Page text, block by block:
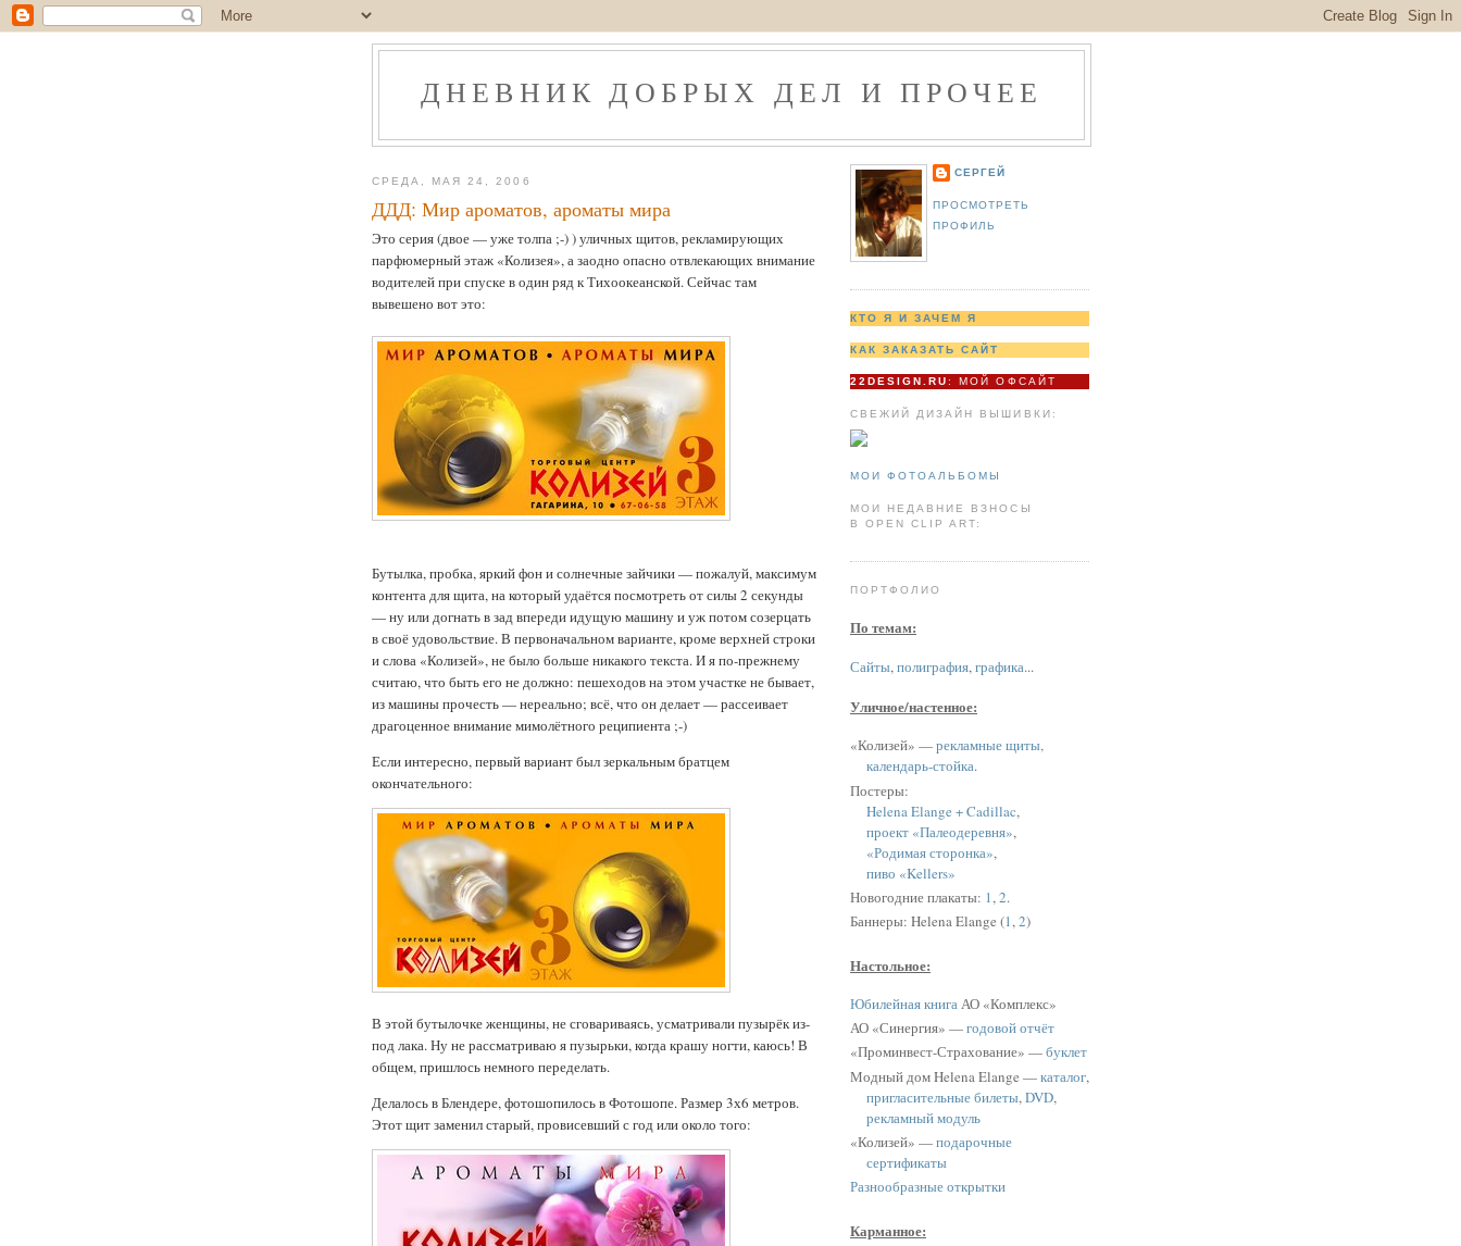
ДНЕВНИК ДОБРЫХ ДЕЛ И ПРОЧЕЕ
СРЕДА, МАЯ 24, 2006
ДДД: Мир ароматов, ароматы мира
Это серия (двое — уже толпа ;-) ) уличных щитов, рекламирующих
парфюмерный этаж «Колизея», а заодно опасно отвлекающих внимание
водителей при спуске в один ряд к Тихоокеанской. Сейчас там
вывешено вот это:
Бутылка, пробка, яркий фон и солнечные зайчики — пожалуй, максимум
контента для щита, на который удаётся посмотреть от силы 2 секунды
— ну или догнать в зад впереди идущую машину и уж потом созерцать
в своё удовольствие. В первоначальном варианте, кроме верхней строки
и слова «Колизей», не было больше никакого текста. И я по-прежнему
считаю, что быть его не должно: пешеходов на этом участке не бывает,
из машины прочесть — нереально; всё, что он делает — рассеивает
драгоценное внимание мимолётного реципиента ;-)
Если интересно, первый вариант был зеркальным братцем
окончательного:
В этой бутылочке женщины, не сговариваясь, усматривали пузырёк из-
под лака. Ну не рассматриваю я пузырьки, когда крашу ногти, каюсь! В
общем, пришлось немного переделать.
Делалось в Блендере, фотошопилось в Фотошопе. Размер 3х6 метров.
Этот щит заменил старый, провисевший с год или около того:
СЕРГЕЙ
ПРОСМОТРЕТЬ
ПРОФИЛЬ
КТО Я И ЗАЧЕМ Я
КАК ЗАКАЗАТЬ САЙТ
22DESIGN.RU : МОЙ ОФСАЙТ
СВЕЖИЙ ДИЗАЙН ВЫШИВКИ:
МОИ ФОТОАЛЬБОМЫ
МОИ НЕДАВНИЕ ВЗНОСЫ
В OPEN CLIP ART:
ПОРТФОЛИО
По темам:
Сайты,полиграфия,графика...
Уличное/настенное:
«Колизей» —рекламные щиты,
календарь-стойка.
Постеры:
Helena Elange + Cadillac,
проект «Палеодеревня»,
«Родимая сторонка»,
пиво «Kellers»
Новогодние плакаты: 1,2.
Баннеры: Helena Elange (1,2)
Настольное:
Юбилейная книгаАО «Комплекс»
АО «Синергия» —годовой отчёт
«Проминвест-Страхование» —буклет
Модный дом Helena Elange —каталог,
пригласительные билеты,DVD,
рекламный модуль
«Колизей» —подарочные
сертификаты
Разнообразные открытки
Карманное: